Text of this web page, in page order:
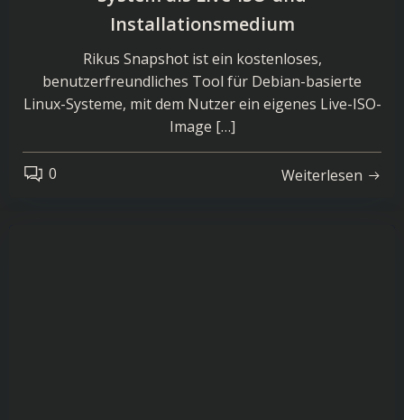
Installationsmedium
Rikus Snapshot ist ein kostenloses,
benutzerfreundliches Tool für Debian-basierte
Linux-Systeme, mit dem Nutzer ein eigenes Live-ISO-
Image […]
0 Weiterlesen